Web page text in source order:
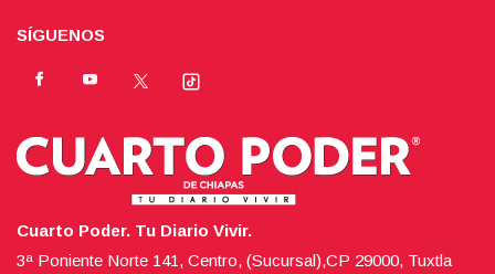
SÍGUENOS
Cuarto Poder. Tu Diario Vivir.
3ª Poniente Norte 141, Centro, (Sucursal),CP 29000, Tuxtla